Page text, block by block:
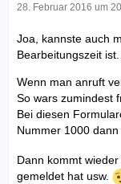
28. Februar 2016 um
Joa, kannste auch
Bearbeitungszeit ist.
Wenn man anruft
So wars zumindest
Bei diesen
Nummer 1000
Dann kommt
gemeldet hat usw.